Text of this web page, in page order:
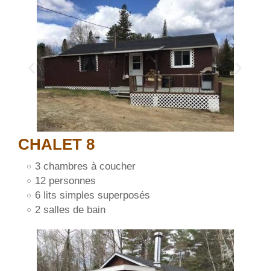
CHALET 8
3 chambres à coucher
12 personnes
6 lits simples superposés
2 salles de bain